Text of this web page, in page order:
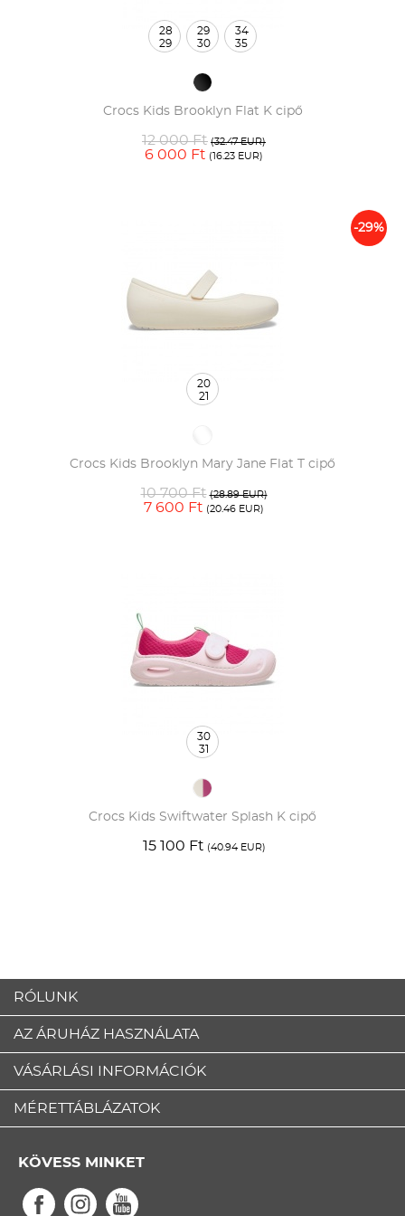
Crocs Kids Brooklyn Flat K cipő
12 000 Ft (32.47 EUR)
6 000 Ft (16.23 EUR)
28
29
29
30
34
35
-29%
Crocs Kids Brooklyn Mary Jane Flat T cipő
10 700 Ft (28.89 EUR)
7 600 Ft (20.46 EUR)
20
21
Crocs Kids Swiftwater Splash K cipő
15 100 Ft (40.94 EUR)
30
31
RÓLUNK
AZ ÁRUHÁZ HASZNÁLATA
VÁSÁRLÁSI INFORMÁCIÓK
MÉRETTÁBLÁZATOK
KÖVESS MINKET